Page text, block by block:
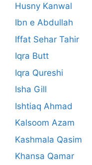
Husny Kanwal
Ibn e Abdullah
Iffat Sehar Tahir
Iqra Butt
Iqra Qureshi
Isha Gill
Ishtiaq Ahmad
Kalsoom Azam
Kashmala Qasim
Khansa Qamar